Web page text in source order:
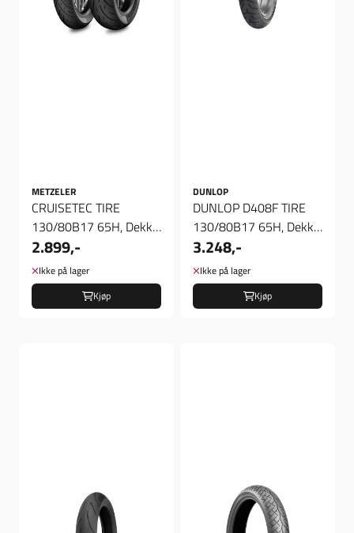
METZELER
CRUISETEC TIRE
130/80B17 65H, Dekk
front
2.899,-
Ikke på lager
Kjøp
DUNLOP
DUNLOP D408F TIRE
130/80B17 65H, Dekk
foran
3.248,-
Ikke på lager
Kjøp